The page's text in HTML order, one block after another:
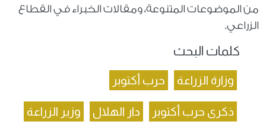
من الموضوعات المتنوعة، ومقالات الخبراء في القطاع
الزراعي.
كلمات البحث
وزارة الزراعة حرب أكتوبر
ذكرى حرب أكتوبر دار الهلال وزير الزراعة